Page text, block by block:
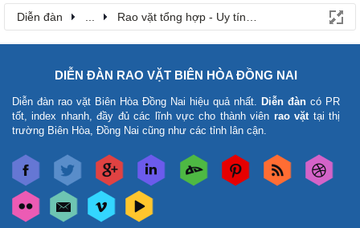
Diễn đàn Rao vặt tổng hợp - Uy tín - Miễn phí
DIỄN ĐÀN RAO VẶT BIÊN HÒA ĐỒNG NAI
Diễn đàn rao vặt Biên Hòa Đồng Nai hiệu quả nhất. Diễn đàn có PR
tốt, index nhanh, đầy đủ các lĩnh vực cho thành viên rao vặt tại thị
trường Biên Hòa, Đồng Nai cũng như các tỉnh lân cận.